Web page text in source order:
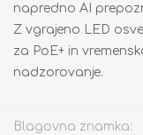
napredno AI
Z vgrajeno LED
za PoE+ in
nadzorovanje.
Blagovna znamka: